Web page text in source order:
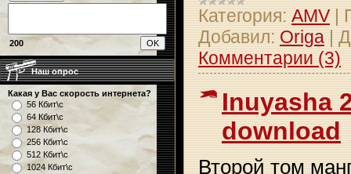
200
Наш опрос
Какая у Вас скорость интернета?
56 Кбит\с
64 Кбит\с
128 Кбит\с
256 Кбит\с
512 Кбит\с
1024 Кбит\с
Категория: AMV |
Добавил: Origa |
Комментарии (3)
Inuyasha
download
Второй том